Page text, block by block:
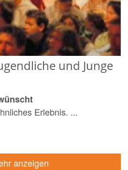
und Junge
Erlebnis. ...
anzeigen